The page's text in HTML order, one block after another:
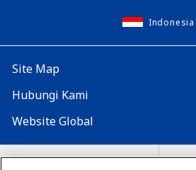
Indonesia
Site Map
Hubungi Kami
Website Global
Map Situs